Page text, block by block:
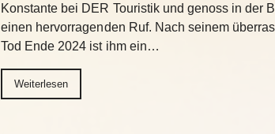
Konstante bei DER Touristik und genoss in der
einen hervorragenden Ruf. Nach seinem
Tod Ende 2024 ist ihm ein…
Weiterlesen